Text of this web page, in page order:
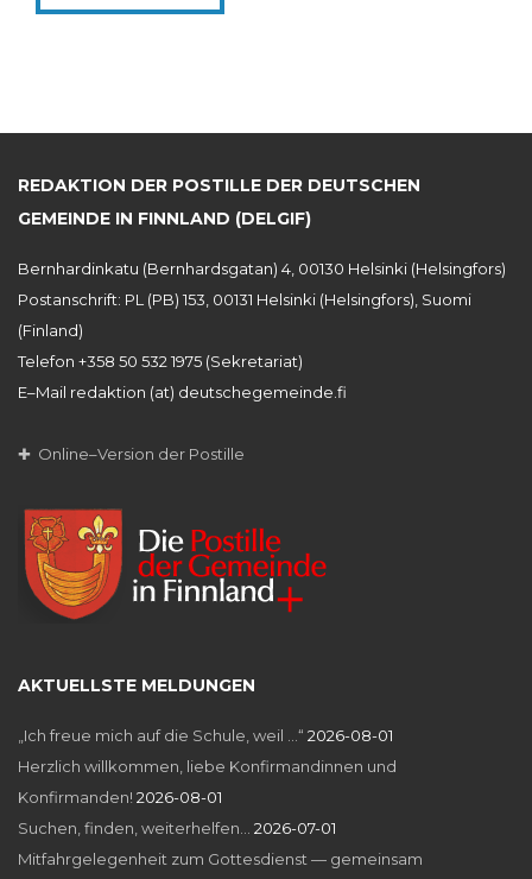
REDAKTION DER POSTILLE DER DEUTSCHEN
GEMEINDE IN FINNLAND (DELGIF)
Bernhardinkatu (Bernhardsgatan) 4, 00130 Helsinki (Helsingfors)
Postanschrift: PL (PB) 153, 00131 Helsinki (Helsingfors), Suomi
(Finland)
Telefon +358 50 532 1975 (Sekretariat)
E–Mail redaktion (at) deutschegemeinde.fi
✚ Online–Version der Postille
AKTUELLSTE MELDUNGEN
„Ich freue mich auf die Schule, weil …“ 2026-08-01
Herzlich willkommen, liebe Konfirmandinnen und
Konfirmanden! 2026-08-01
Suchen, finden, weiterhelfen… 2026-07-01
Mitfahrgelegenheit zum Gottesdienst — gemeinsam